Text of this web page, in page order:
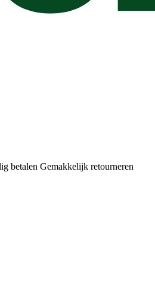
betalen Gemakkelijk retourneren